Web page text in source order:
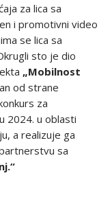
za lica sa
i promotivni video
se lica sa
sto je dio
„Mobilnost
od strane
za
2024. u oblasti
a realizuje ga
sa